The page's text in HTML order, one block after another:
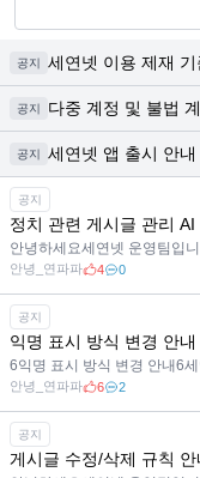
공지 세연넷 이용 제재 기
공지 다중 계정 및 불법
공지 세연넷 앱 출시 안
공지
정치 관련 게시글 관리 AI
안녕하세요세연넷 운영팀입
안녕_연파파 4 0
공지
익명 표시 방식 변경 안내
6익명 표시 방식 변경 안내6
안녕_연파파 6 2
공지
게시글 수정/삭제 규칙 안